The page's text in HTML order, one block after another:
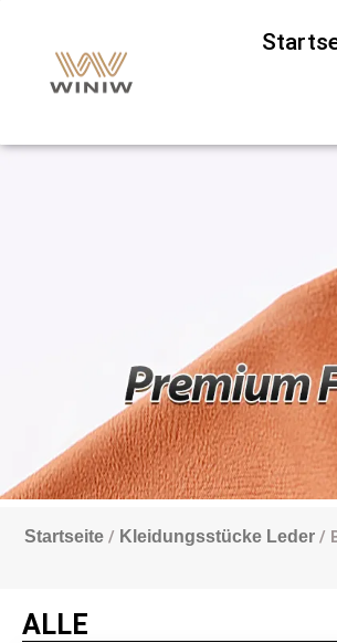
Startseite / Kleidungsstücke Leder /
ALLE